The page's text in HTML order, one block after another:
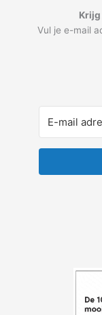
Krijg
Vul je e-mail